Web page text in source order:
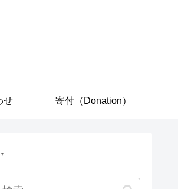
せ 寄付（Donation）
▼